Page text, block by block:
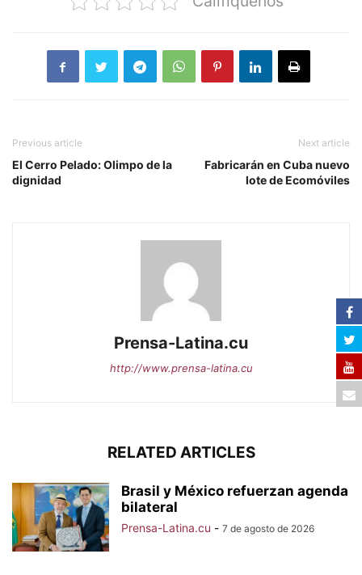
Previous article
El Cerro Pelado: Olimpo de la
dignidad
Next article
Fabricarán en Cuba nuevo
lote de Ecomóviles
Prensa-Latina.cu
http://www.prensa-latina.cu
RELATED ARTICLES
Brasil y México refuerzan agenda
bilateral
Prensa-Latina.cu - 7 de agosto de 2026